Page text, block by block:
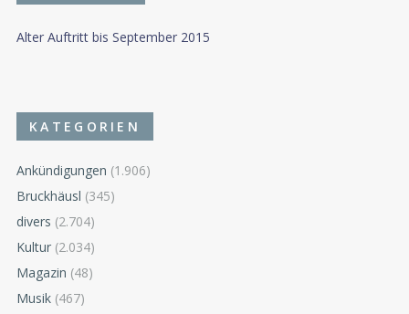
Alter Auftritt bis September 2015
KATEGORIEN
Ankündigungen (1.906)
Bruckhäusl (345)
divers (2.704)
Kultur (2.034)
Magazin (48)
Musik (467)